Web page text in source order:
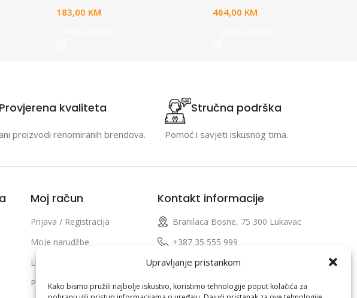
Upravljanje pristankom
Kako bismo pružili najbolje iskustvo, koristimo tehnologije poput kolačića za
183,00 KM
464,00 KM
Provjerena kvaliteta
proizvodi renomiranih brendova.
Stručna podrška
Pomoć i savjeti iskusnog tima.
Moj račun
Prijava / Registracija
Moje narudžbe
Lista želja
Poređenje proizvoda
Kontakt informacije
Branilaca Bosne, 75 300 Lukavac
+387 35 555 999
info@pconer.ba
ID: 4210115760008